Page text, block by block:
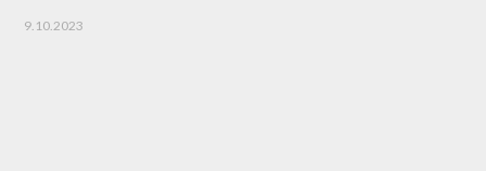
9.10.2023